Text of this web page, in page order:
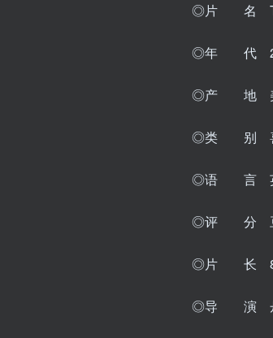
◎片 名
◎年 代
◎产 地
◎类 别 喜
◎语 言
◎评 分 豆
◎片 长
◎导 演 丹